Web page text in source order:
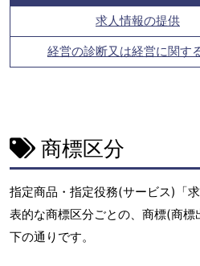
求人情報の提供
経営の診断又は経営に関す
商標区分
指定商品・指定役務(サービス)「
表的な商標区分ごとの、商標(商
下の通りです。